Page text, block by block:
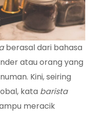
berasal dari bahasa
atau orang yang
Kini, seiring
kata barista
meracik